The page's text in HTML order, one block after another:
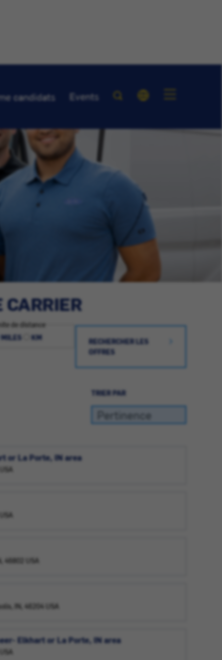
candidats Events
CARRIER
de distance
MILES
KM
RECHERCHER LES
OFFRES
TRIER PAR
or La Porte, IN area
46802 USA
IN, 46204 USA
Elkhart or La Porte, IN area